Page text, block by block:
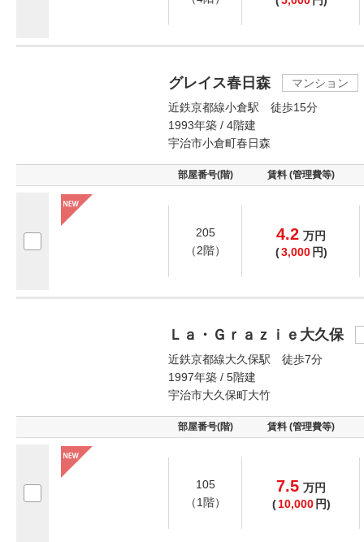
グレイス春日森
マンション
近鉄京都線小倉駅 徒歩15分
1993年築 / 4階建
宇治市小倉町春日森
部屋番号(階) 賃料 (管理費等)
205
（2階）
4.2 万円
(3,000 円)
Ｌａ・Ｇｒａｚｉｅ大久保
近鉄京都線大久保駅 徒歩7分
1997年築 / 5階建
宇治市大久保町大竹
部屋番号(階) 賃料 (管理費等)
105
（1階）
7.5 万円
( 10,000 円)